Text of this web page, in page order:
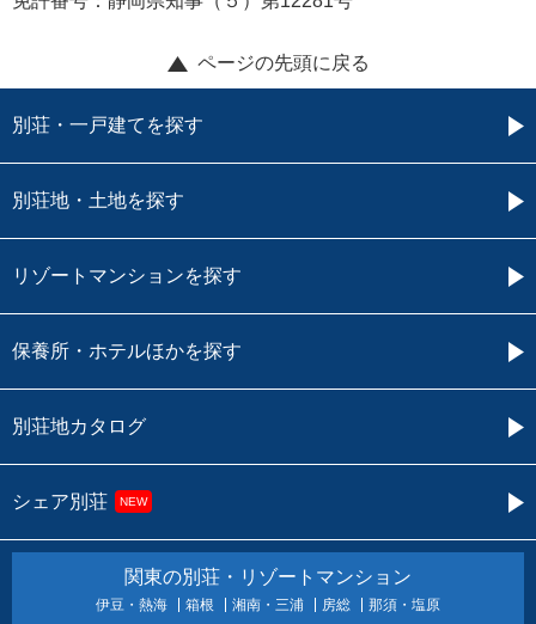
ページの先頭に戻る
別荘・一戸建てを探す
別荘地・土地を探す
リゾートマンションを探す
保養所・ホテルほかを探す
別荘地カタログ
シェア別荘 NEW
関東の別荘・リゾートマンション
伊豆・熱海 箱根 湘南・三浦 房総 那須・塩原